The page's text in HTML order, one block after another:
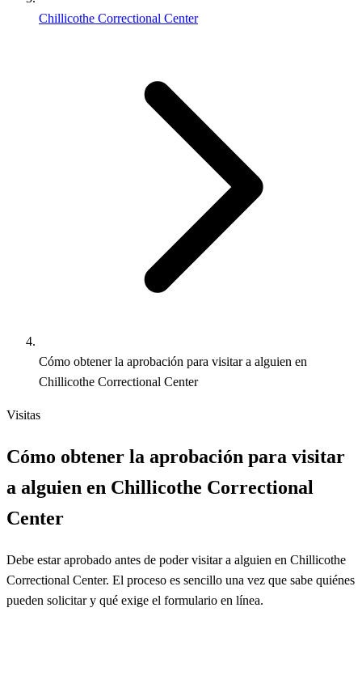
Chillicothe Correctional Center
Cómo obtener la aprobación para visitar a alguien en
Chillicothe Correctional Center
Visitas
Cómo obtener la aprobación para visitar
a alguien en Chillicothe Correctional
Center
Debe estar aprobado antes de poder visitar a alguien en Chillicothe
Correctional Center. El proceso es sencillo una vez que sabe quiénes
pueden solicitar y qué exige el formulario en línea.